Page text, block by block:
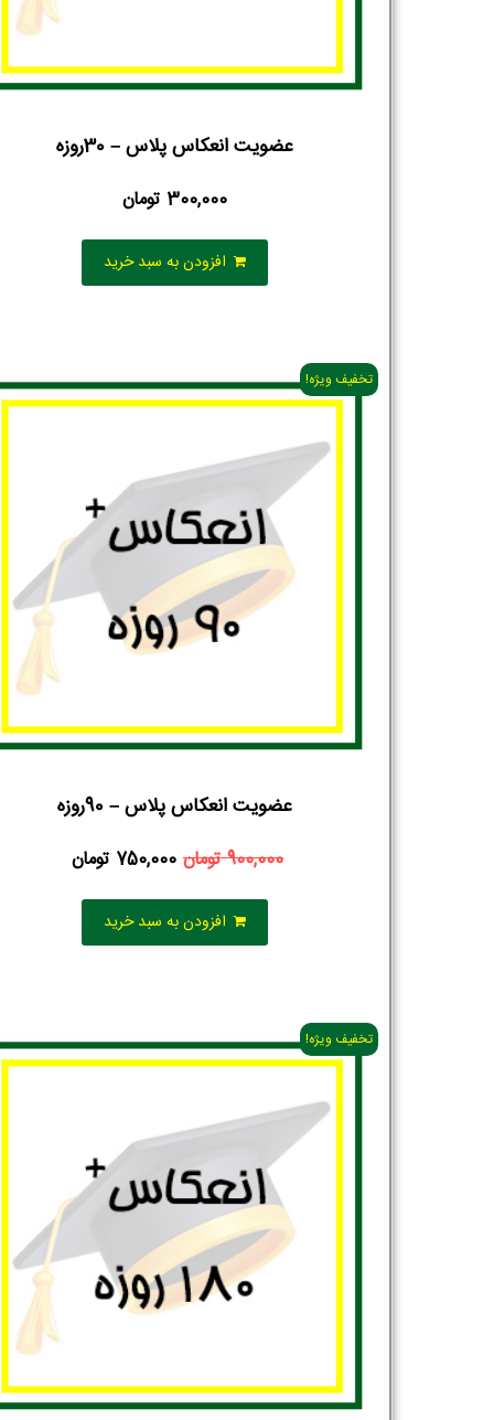
عضویت انعکاس پلاس – 30روزه
300,000 تومان
افزودن به سبد خرید
تخفیف ویژه!
عضویت انعکاس پلاس – 90روزه
900,000تومان 750,000 تومان
افزودن به سبد خرید
تخفیف ویژه!
*